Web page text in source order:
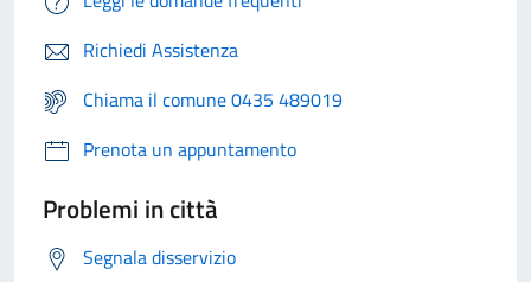
Richiedi Assistenza
Chiama il comune 0435 489019
Prenota un appuntamento
Problemi in città
Segnala disservizio